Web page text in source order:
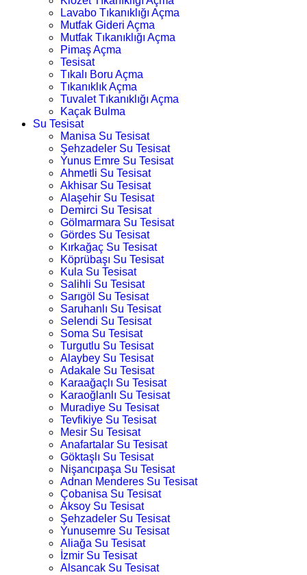
Lavabo Tıkanıklığı Açma
Mutfak Gideri Açma
Mutfak Tıkanıklığı Açma
Pimaş Açma
Tesisat
Tıkalı Boru Açma
Tıkanıklık Açma
Tuvalet Tıkanıklığı Açma
Kaçak Bulma
Su Tesisat
Manisa Su Tesisat
Şehzadeler Su Tesisat
Yunus Emre Su Tesisat
Ahmetli Su Tesisat
Akhisar Su Tesisat
Alaşehir Su Tesisat
Demirci Su Tesisat
Gölmarmara Su Tesisat
Gördes Su Tesisat
Kırkağaç Su Tesisat
Köprübaşı Su Tesisat
Kula Su Tesisat
Salihli Su Tesisat
Sarıgöl Su Tesisat
Saruhanlı Su Tesisat
Selendi Su Tesisat
Soma Su Tesisat
Turgutlu Su Tesisat
Alaybey Su Tesisat
Adakale Su Tesisat
Karaağaçlı Su Tesisat
Karaoğlanlı Su Tesisat
Muradiye Su Tesisat
Tevfikiye Su Tesisat
Mesir Su Tesisat
Anafartalar Su Tesisat
Göktaşlı Su Tesisat
Nişancıpaşa Su Tesisat
Adnan Menderes Su Tesisat
Çobanisa Su Tesisat
Aksoy Su Tesisat
Şehzadeler Su Tesisat
Yunusemre Su Tesisat
Aliağa Su Tesisat
İzmir Su Tesisat
Alsancak Su Tesisat